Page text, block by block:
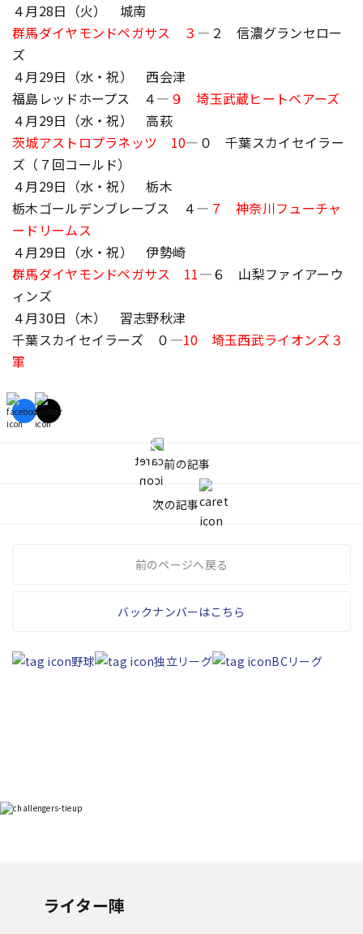
４月28日（火） 城南
群馬ダイヤモンドペガサス ３ ―２ 信濃グランセロー
ズ
４月29日（水・祝） 西会津
福島レッドホープス ４― ９ 埼玉武蔵ヒートベアーズ
４月29日（水・祝） 高萩
茨城アストロプラネッツ 10―０ 千葉スカイセイラー
ズ（７回コールド）
４月29日（水・祝） 栃木
栃木ゴールデンブレーブス ４― ７ 神奈川フューチャ
ードリームス
４月29日（水・祝） 伊勢崎
群馬ダイヤモンドペガサス 11―６ 山梨ファイアーウ
ィンズ
４月30日（木） 習志野秋津
千葉スカイセイラーズ ０―10 埼玉西武ライオンズ３
軍
前の記事
次の記事
前のページへ戻る
バックナンバーはこちら
野球 独立リーグ BCリーグ
ライター陣